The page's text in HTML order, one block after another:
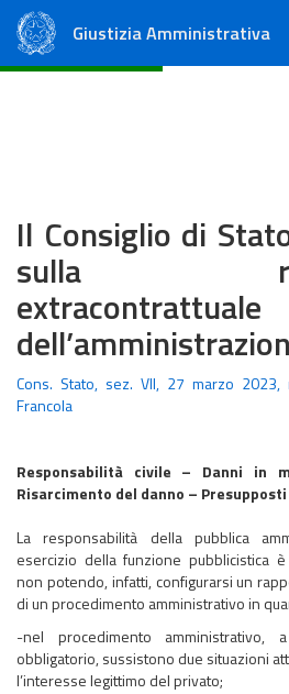
Giustizia Amministrativa
Il Consiglio di
sulla
extracontrattuale
Cons. Stato, sez. VII, 27 marzo
Francola
Responsabilità civile – Danni in
Risarcimento del danno – Presupposti
La responsabilità della pubblica
esercizio della funzione pubblicistica
non potendo, infatti, configurarsi un
di un procedimento amministrativo in
-nel procedimento amministrativo,
obbligatorio, sussistono due situazioni
l’interesse legittimo del privato;